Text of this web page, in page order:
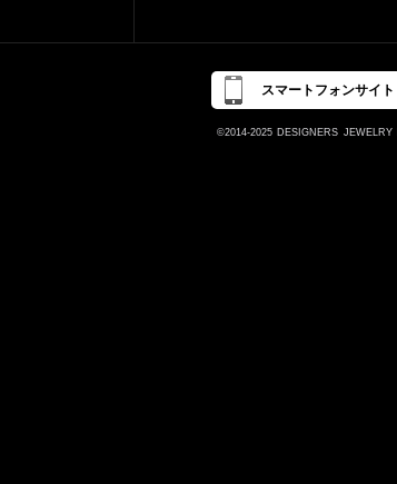
スマートフォンサイト
©2014-2025 DESIGNERS JEWELRY